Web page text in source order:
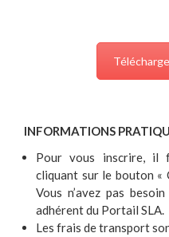
INFORMATIONS
Pour vous inscrire, il
cliquant sur le bouton «
Vous n’avez pas
adhérent du Portail SLA.
Les frais de transport